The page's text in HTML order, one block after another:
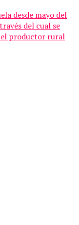
desde mayo del
del cual se
productor rural